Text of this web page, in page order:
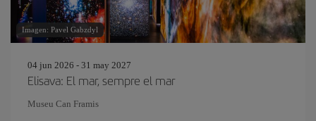
Imagen: Pavel Gabzdyl
04 jun 2026 - 31 may 2027
Elisava: El mar, sempre el mar
Museu Can Framis